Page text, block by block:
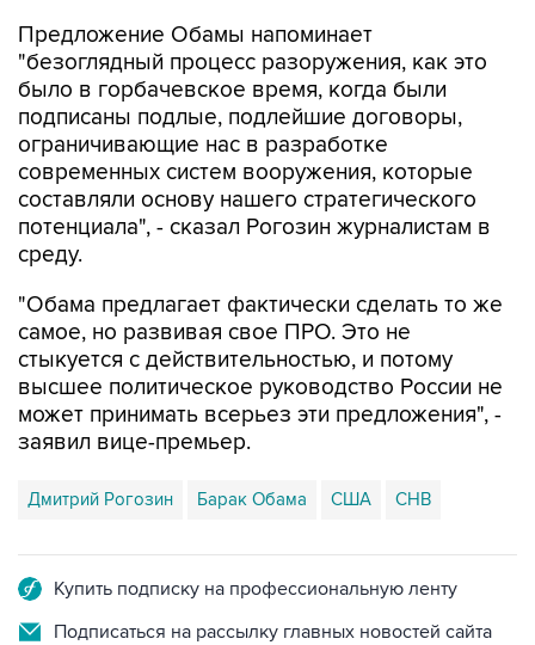
Предложение Обамы напоминает
"безоглядный процесс разоружения, как это
было в горбачевское время, когда были
подписаны подлые, подлейшие договоры,
ограничивающие нас в разработке
современных систем вооружения, которые
составляли основу нашего стратегического
потенциала", - сказал Рогозин журналистам в
среду.
"Обама предлагает фактически сделать то же
самое, но развивая свое ПРО. Это не
стыкуется с действительностью, и потому
высшее политическое руководство России не
может принимать всерьез эти предложения", -
заявил вице-премьер.
Дмитрий Рогозин Барак Обама США СНВ
Купить подписку на профессиональную ленту
Подписаться на рассылку главных новостей сайта